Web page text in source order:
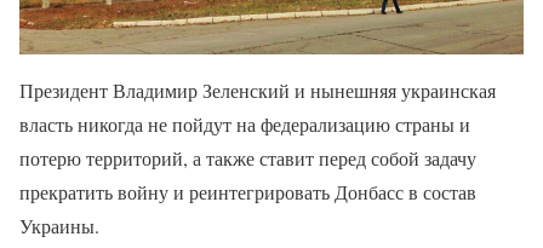
Президент Владимир Зеленский и нынешняя украинская
власть никогда не пойдут на федерализацию страны и
потерю территорий, а также ставит перед собой задачу
прекратить войну и реинтегрировать Донбасс в состав
Украины.